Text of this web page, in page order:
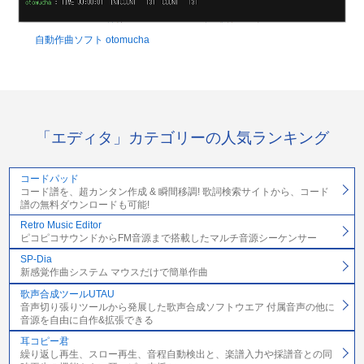
自動作曲ソフト otomucha
「エディタ」カテゴリーの人気ランキング
コードパッド
コード譜を、超カンタン作成 & 瞬間移調! 歌詞検索サイトから、コード
譜の無料ダウンロードも可能!
Retro Music Editor
ピコピコサウンドからFM音源まで搭載したマルチ音源シーケンサー
SP-Dia
新感覚作曲システム マウスだけで簡単作曲
歌声合成ツールUTAU
音声切り張りツールから発展した歌声合成ソフトウエア 付属音声の他に
音源を自由に自作&拡張できる
耳コピー君
繰り返し再生、スロー再生、音程自動検出と、楽譜入力や採譜音との同